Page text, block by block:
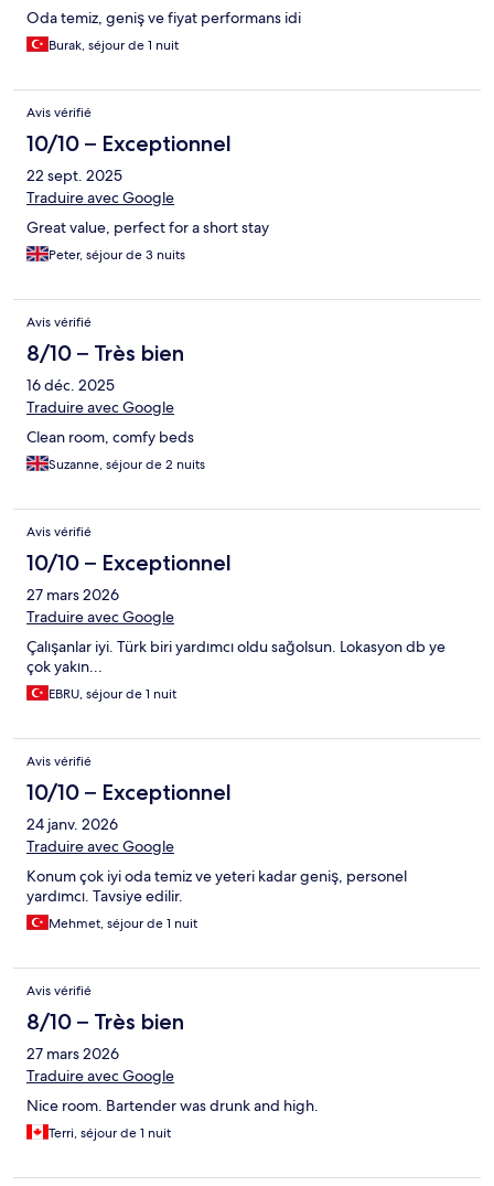
Oda temiz, geniş ve fiyat performans idi
Burak, séjour de 1 nuit
Avis vérifié
10/10 – Exceptionnel
22 sept. 2025
Traduire avec Google
Great value, perfect for a short stay
Peter, séjour de 3 nuits
Avis vérifié
8/10 – Très bien
16 déc. 2025
Traduire avec Google
Clean room, comfy beds
Suzanne, séjour de 2 nuits
Avis vérifié
10/10 – Exceptionnel
27 mars 2026
Traduire avec Google
Çalışanlar iyi. Türk biri yardımcı oldu sağolsun. Lokasyon db ye
çok yakın...
EBRU, séjour de 1 nuit
Avis vérifié
10/10 – Exceptionnel
24 janv. 2026
Traduire avec Google
Konum çok iyi oda temiz ve yeteri kadar geniş, personel
yardımcı. Tavsiye edilir.
Mehmet, séjour de 1 nuit
Avis vérifié
8/10 – Très bien
27 mars 2026
Traduire avec Google
Nice room. Bartender was drunk and high.
Terri, séjour de 1 nuit